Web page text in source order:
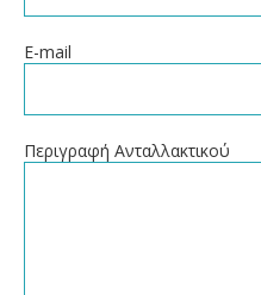
E-mail
Περιγραφή Ανταλλακτικού